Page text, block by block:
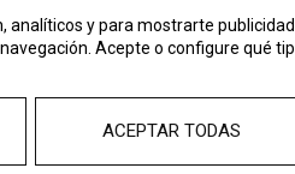
analíticos y para mostrarte publicidad
Acepte o configure qué
ACEPTAR TODAS